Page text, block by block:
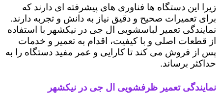
زیرا این دستگاه ها فناوری های پیشرفته ای دارند که
برای تعمیرات صحیح و دقیق نیاز به دانش و تجربه دارند.
نمایندگی تعمیر لباسشویی ال جی در نیکشهر با استفاده
از قطعات اصلی و با کیفیت، اقدام به تعمیر و خدمات
پس از فروش می کند تا کارایی و عمر مفید دستگاه را به
حداکثر برساند.
نمایندگی تعمیر ظرفشویی ال جی در نیکشهر